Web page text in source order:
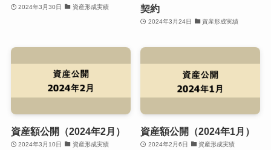
2024年3月30日 資産形成実績
契約
2024年3月24日 資産形成実績
資産額公開（2024年2月）
2024年3月10日 資産形成実績
資産額公開（2024年1月）
2024年2月6日 資産形成実績